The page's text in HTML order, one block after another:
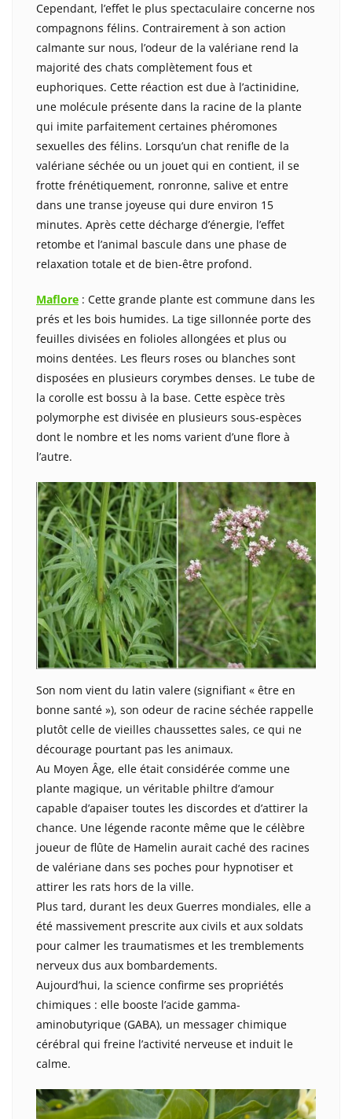
Cependant, l’effet le plus spectaculaire concerne nos
compagnons félins. Contrairement à son action
calmante sur nous, l’odeur de la valériane rend la
majorité des chats complètement fous et
euphoriques. Cette réaction est due à l’actinidine,
une molécule présente dans la racine de la plante
qui imite parfaitement certaines phéromones
sexuelles des félins. Lorsqu’un chat renifle de la
valériane séchée ou un jouet qui en contient, il se
frotte frénétiquement, ronronne, salive et entre
dans une transe joyeuse qui dure environ 15
minutes. Après cette décharge d’énergie, l’effet
retombe et l’animal bascule dans une phase de
relaxation totale et de bien-être profond.
Maflore : Cette grande plante est commune dans les
prés et les bois humides. La tige sillonnée porte des
feuilles divisées en folioles allongées et plus ou
moins dentées. Les fleurs roses ou blanches sont
disposées en plusieurs corymbes denses. Le tube de
la corolle est bossu à la base. Cette espèce très
polymorphe est divisée en plusieurs sous-espèces
dont le nombre et les noms varient d’une flore à
l’autre.
Son nom vient du latin valere (signifiant « être en
bonne santé »), son odeur de racine séchée rappelle
plutôt celle de vieilles chaussettes sales, ce qui ne
décourage pourtant pas les animaux.
Au Moyen Âge, elle était considérée comme une
plante magique, un véritable philtre d’amour
capable d’apaiser toutes les discordes et d’attirer la
chance. Une légende raconte même que le célèbre
joueur de flûte de Hamelin aurait caché des racines
de valériane dans ses poches pour hypnotiser et
attirer les rats hors de la ville.
Plus tard, durant les deux Guerres mondiales, elle a
été massivement prescrite aux civils et aux soldats
pour calmer les traumatismes et les tremblements
nerveux dus aux bombardements.
Aujourd’hui, la science confirme ses propriétés
chimiques : elle booste l’acide gamma-
aminobutyrique (GABA), un messager chimique
cérébral qui freine l’activité nerveuse et induit le
calme.